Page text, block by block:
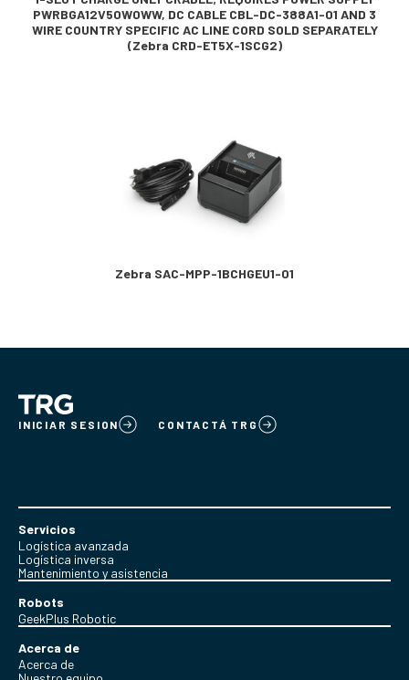
PWRBGA12V50W0WW, DC CABLE CBL-DC-388A1-01 AND 3
WIRE COUNTRY SPECIFIC AC LINE CORD SOLD SEPARATELY
(Zebra CRD-ET5X-1SCG2)
Zebra SAC-MPP-1BCHGEU1-01
INICIAR SESION CONTACTÁ TRG
Servicios
Logística avanzada
Logística inversa
Mantenimiento y asistencia
Robots
GeekPlus Robotic
Acerca de
Acerca de